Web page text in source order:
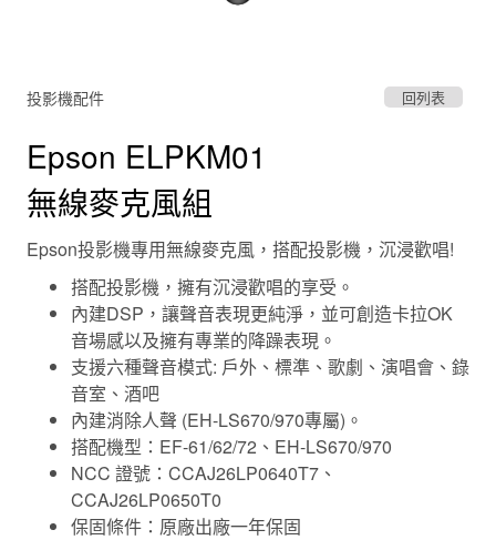
投影機配件 回列表
Epson ELPKM01
無線麥克風組
Epson投影機專用無線麥克風，搭配投影機，沉浸歡唱!
搭配投影機，擁有沉浸歡唱的享受。
內建DSP，讓聲音表現更純淨，並可創造卡拉OK
音場感以及擁有專業的降躁表現。
支援六種聲音模式: 戶外、標準、歌劇、演唱會、錄
音室、酒吧
內建消除人聲 (EH-LS670/970專屬)。
搭配機型：EF-61/62/72、EH-LS670/970
NCC 證號：CCAJ26LP0640T7、
CCAJ26LP0650T0
保固條件：原廠出廠一年保固